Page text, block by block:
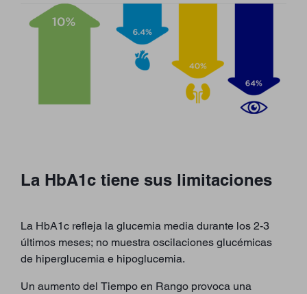
La HbA1c tiene sus limitaciones
La HbA1c refleja la glucemia media durante los 2-3
últimos meses; no muestra oscilaciones glucémicas
de hiperglucemia e hipoglucemia.
Un aumento del Tiempo en Rango provoca una